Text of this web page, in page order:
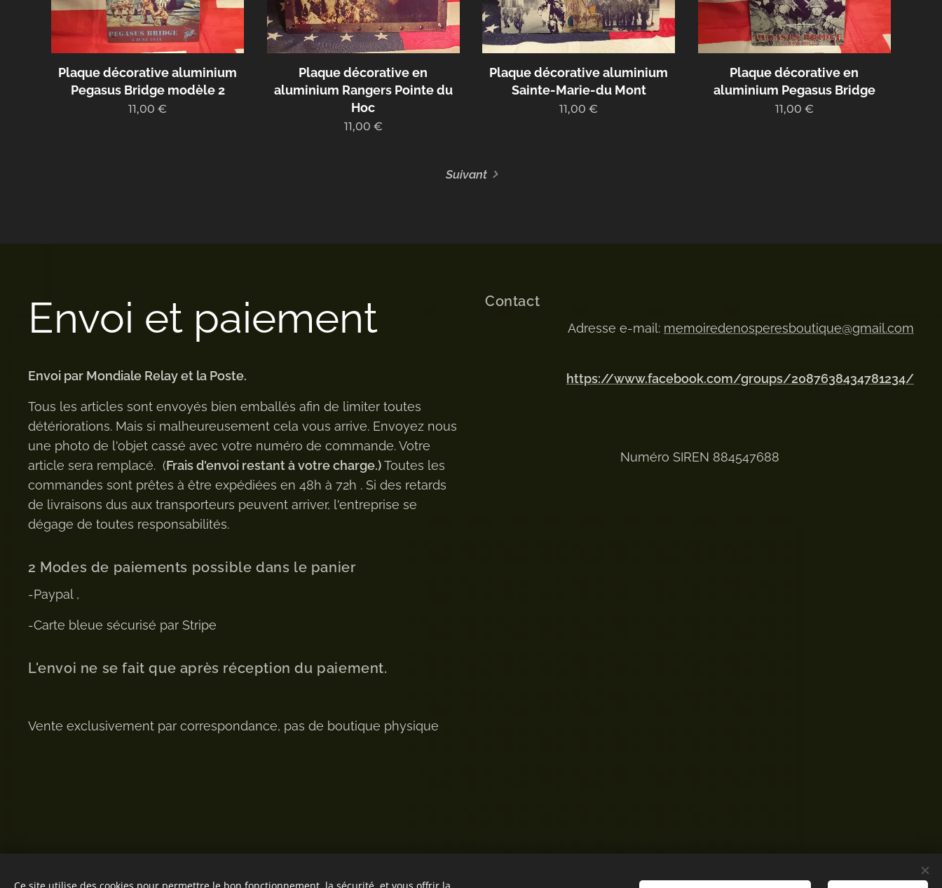
Plaque décorative aluminium
Pegasus Bridge modèle 2
11,00 €
Plaque décorative en
aluminium Rangers Pointe du
Hoc
11,00 €
Plaque décorative aluminium
Sainte-Marie-du Mont
11,00 €
Plaque décorative en
aluminium Pegasus Bridge
11,00 €
Suivant
Envoi et paiement
Envoi par Mondiale Relay et la Poste.
Tous les articles sont envoyés bien emballés afin de limiter toutes
détériorations. Mais si malheureusement cela vous arrive. Envoyez nous
une photo de l'objet cassé avec votre numéro de commande. Votre
article sera remplacé. (Frais d'envoi restant à votre charge.)Toutes les
commandes sont prêtes à être expédiées en 48h à 72h . Si des retards
de livraisons dus aux transporteurs peuvent arriver, l'entreprise se
dégage de toutes responsabilités.
2 Modes de paiements possible dans le panier
-Paypal ,
-Carte bleue sécurisé par Stripe
L'envoi ne se fait que après réception du paiement.
Vente exclusivement par correspondance, pas de boutique physique
Contact
Adresse e-mail: memoiredenosperesboutique@gmail.com
https://www.facebook.com/groups/2087638434781234/
Numéro SIREN 884547688